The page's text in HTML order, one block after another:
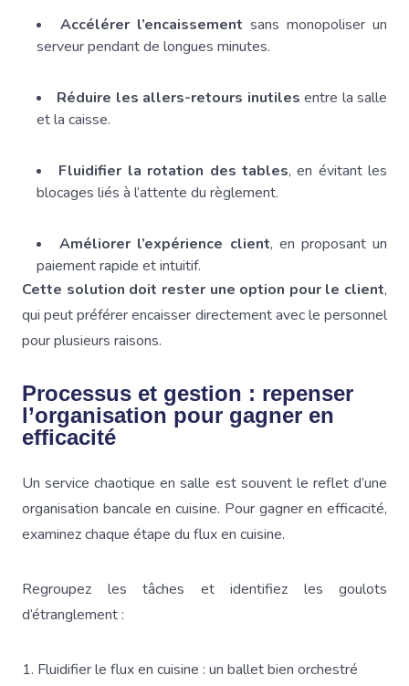
Accélérer l’encaissement sans monopoliser un
serveur pendant de longues minutes.
Réduire les allers-retours inutiles entre la salle
et la caisse.
Fluidifier la rotation des tables, en évitant les
blocages liés à l’attente du règlement.
Améliorer l’expérience client, en proposant un
paiement rapide et intuitif.
Cette solution doit rester une option pour le client,
qui peut préférer encaisser directement avec le personnel
pour plusieurs raisons.
Processus et gestion : repenser
l’organisation pour gagner en
efficacité
Un service chaotique en salle est souvent le reflet d’une
organisation bancale en cuisine. Pour gagner en efficacité,
examinez chaque étape du flux en cuisine.
Regroupez les tâches et identifiez les goulots
d’étranglement :
1. Fluidifier le flux en cuisine : un ballet bien orchestré